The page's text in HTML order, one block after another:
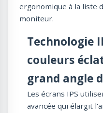
ergonomique à la liste
moniteur.
Technologie
couleurs
grand angle
Les écrans IPS
avancée qui élargit